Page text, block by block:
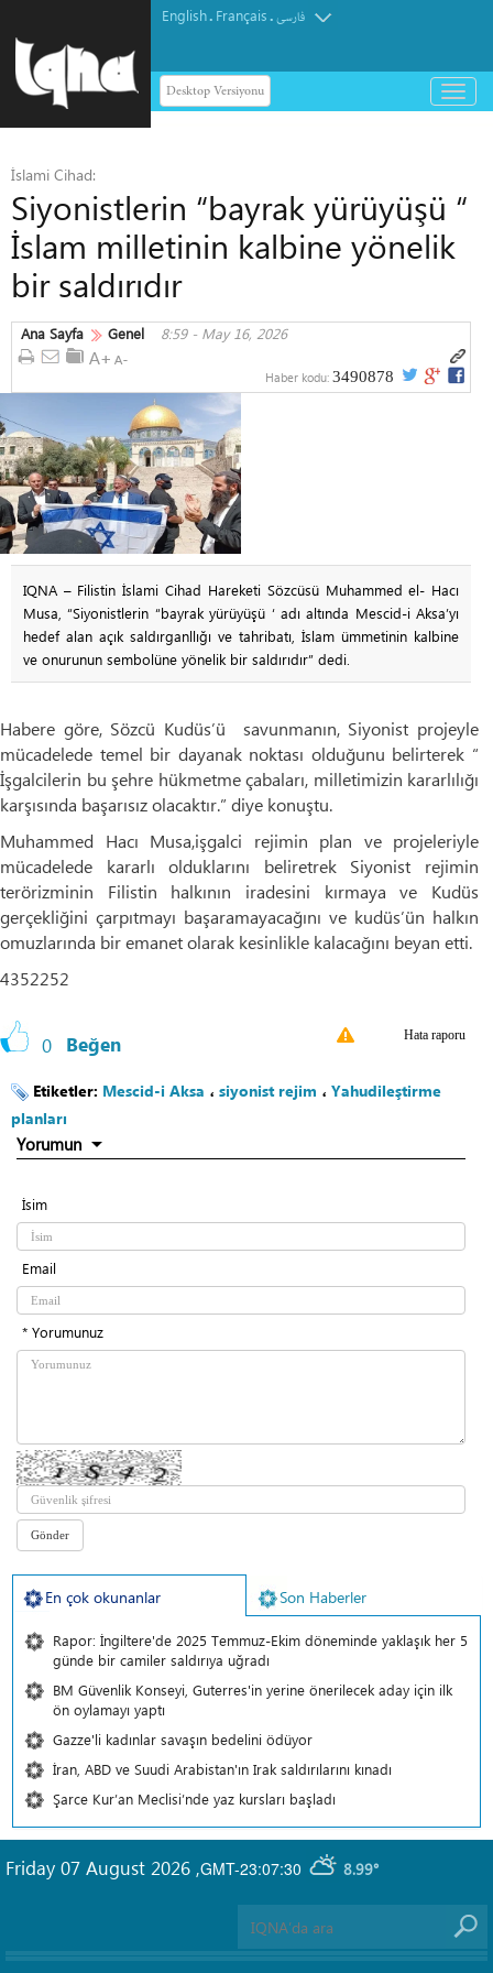
English. Français.فارسی
Desktop Versiyonu
باز
و
İslami Cihad:
Siyonistlerin “bayrak yürüyüşü “
İslam milletinin kalbine yönelik
bir saldırıdır
Ana Sayfa Genel 8:59 - May 16, 2026
Haber kodu: 3490878
IQNA – Filistin İslami Cihad Hareketi Sözcüsü Muhammed el- Hacı
Musa, “Siyonistlerin “bayrak yürüyüşü ‘ adı altında Mescid-i Aksa’yı
hedef alan açık saldırganllığı ve tahribatı, İslam ümmetinin kalbine
ve onurunun sembolüne yönelik bir saldırıdır” dedi.
Habere göre, Sözcü Kudüs’ü savunmanın, Siyonist projeyle
mücadelede temel bir dayanak noktası olduğunu belirterek “
İşgalcilerin bu şehre hükmetme çabaları, milletimizin kararlılığı
karşısında başarısız olacaktır.” diye konuştu.
Muhammed Hacı Musa,işgalci rejimin plan ve projeleriyle
mücadelede kararlı olduklarını beliretrek Siyonist rejimin
terörizminin Filistin halkının iradesini kırmaya ve Kudüs
gerçekliğini çarpıtmayı başaramayacağını ve kudüs’ün halkın
omuzlarında bir emanet olarak kesinlikle kalacağını beyan etti.
4352252
0 Beğen Hata raporu
Etiketler: Mescid-i Aksa ، siyonist rejim ، Yahudileştirme
planları
Yorumun
İsim
Email
* Yorumunuz
En çok okunanlar Son Haberler
Rapor: İngiltere'de 2025 Temmuz-Ekim döneminde yaklaşık her 5
günde bir camiler saldırıya uğradı
BM Güvenlik Konseyi, Guterres'in yerine önerilecek aday için ilk
ön oylamayı yaptı
Gazze'li kadınlar savaşın bedelini ödüyor
İran, ABD ve Suudi Arabistan'ın Irak saldırılarını kınadı
Şarce Kur’an Meclisi’nde yaz kursları başladı
GMT-23:07:30 8.99°
Friday 07 August 2026 ,